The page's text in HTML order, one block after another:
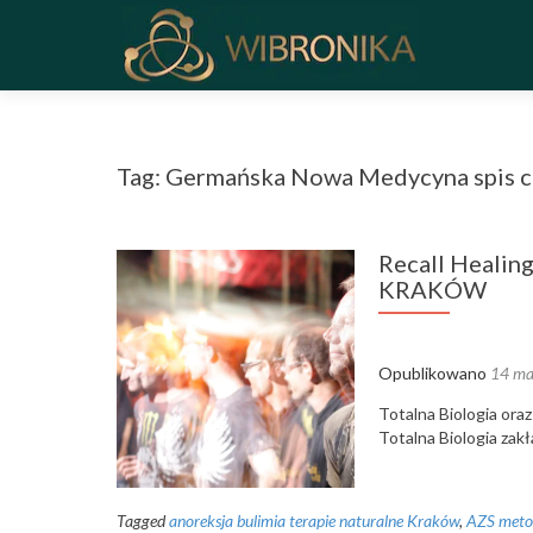
Tag: Germańska Nowa Medycyna spis
Recall
KRAKÓW
Opublikowano 14
Totalna Biologia
Totalna Biologia
Taggedanoreksja bulimia terapie naturalne Kraków, AZS